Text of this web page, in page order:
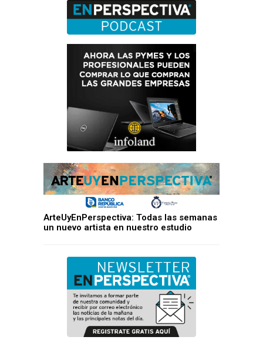
ArteUyEnPerspectiva: Todas las semanas
un nuevo artista en nuestro estudio